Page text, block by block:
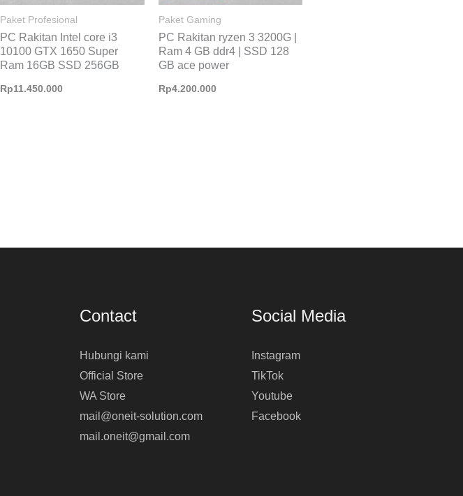
Paket Profesional
PC Rakitan Intel core i3
10100 GTX 1650 Super
Ram 16GB SSD 256GB
Rp11.450.000
Paket Gaming
PC Rakitan ryzen 3 3200G |
Ram 4 GB ddr4 | SSD 128
GB ace power
Rp4.200.000
Contact
Hubungi kami
Official Store
WA Store
mail@oneit-solution.com
mail.oneit@gmail.com
Social Media
Instagram
TikTok
Youtube
Facebook